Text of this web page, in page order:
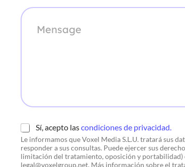
o
i
*
M
C
h
e
c
k
Sí, acepto lascondiciones de privacidad.
Le informamos que Voxel Media S.L.U. tratará sus
responder a sus consultas. Puede ejercer sus
limitación del tratamiento, oposición y
legal@voxelgroup.net. Más información sobre el